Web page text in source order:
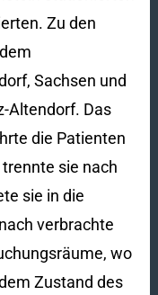
Zu den
Sachsen und
Altendorf. Das
die Patienten
sie nach
sie in die
verbrachte
wo
Zustand des